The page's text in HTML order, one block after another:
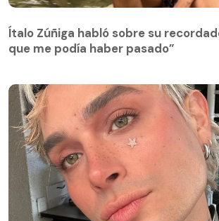
Ítalo Zúñiga habló sobre su
que me podía haber pasado”